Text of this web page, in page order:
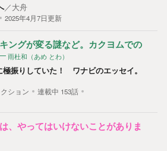
／大舟
2025年4月7日更新
ングが変る謎など。カクヨムでの
雨杜和（あめ とわ）
振りしていた！ ワナビのエッセイ。
ション 連載中 153話
、やってはいけないことがありま